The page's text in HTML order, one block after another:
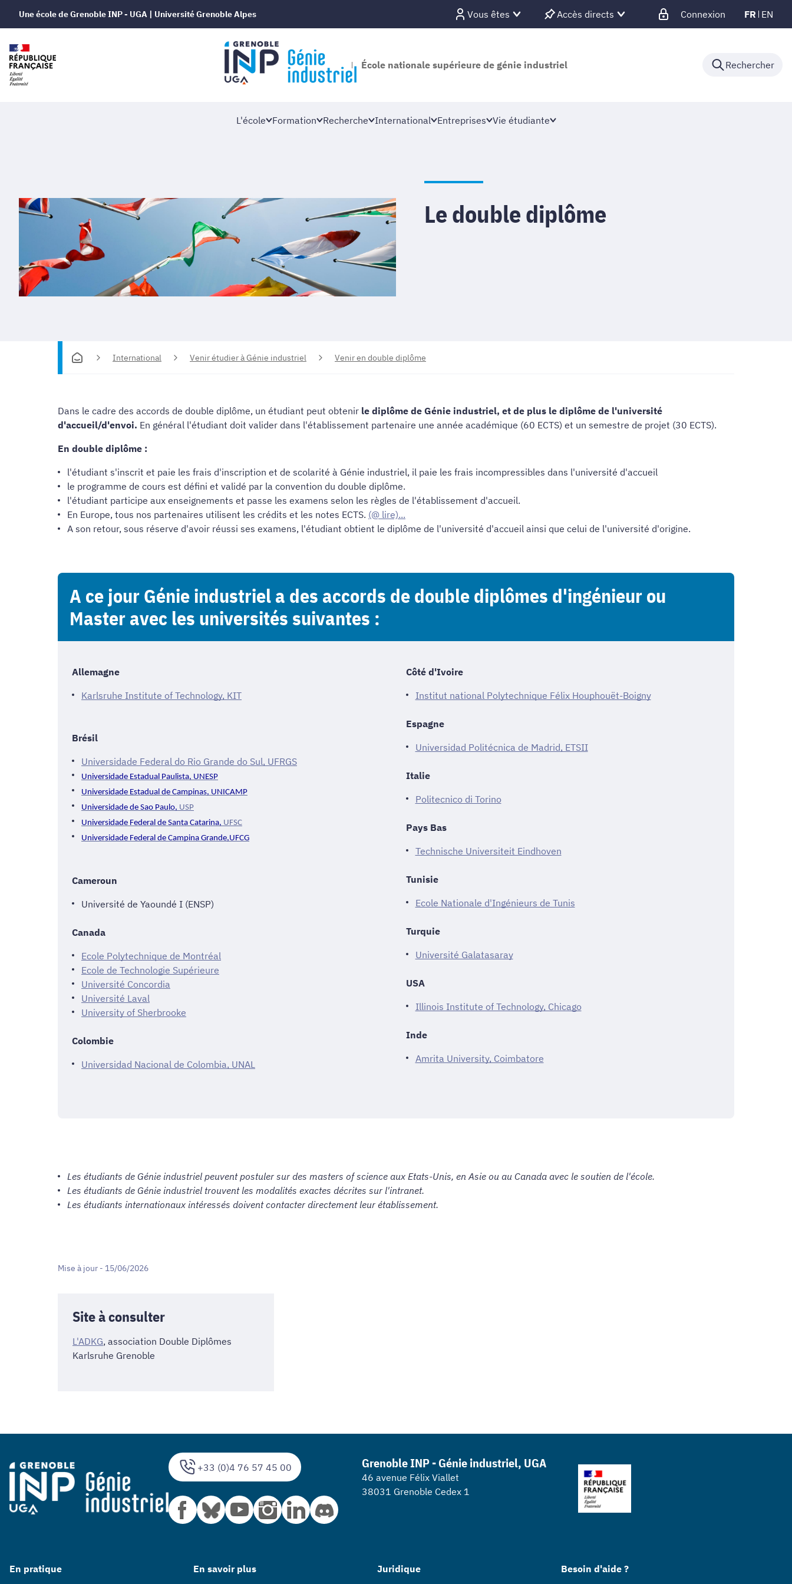
Une école de Grenoble INP - UGA | Université Grenoble Alpes Vous êtes Accès directs Connexion FR EN
École nationale supérieure de génie industriel Rechercher
L'école Formation Recherche International Entreprises Vie étudiante
Le double diplôme
International Venir étudier à Génie industriel Venir en double diplôme
Dans le cadre des accords de double diplôme, un étudiant peut obtenir le diplôme de Génie industriel, et de plus le diplôme de l'université
d'accueil/d'envoi. En général l'étudiant doit valider dans l'établissement partenaire une année académique (60 ECTS) et un semestre de projet (30 ECTS).
En double diplôme :
l'étudiant s'inscrit et paie les frais d'inscription et de scolarité à Génie industriel, il paie les frais incompressibles dans l'université d'accueil
le programme de cours est défini et validé par la convention du double diplôme.
l'étudiant participe aux enseignements et passe les examens selon les règles de l'établissement d'accueil.
En Europe, tous nos partenaires utilisent les crédits et les notes ECTS. (@ lire)...
A son retour, sous réserve d'avoir réussi ses examens, l'étudiant obtient le diplôme de l'université d'accueil ainsi que celui de l'université d'origine.
A ce jour Génie industriel a des accords de double diplômes d'ingénieur ou
Master avec les universités suivantes :
Allemagne
Karlsruhe Institute of Technology, KIT
Brésil
Universidade Federal do Rio Grande do Sul, UFRGS
Universidade Estadual Paulista, UNESP
Universidade Estadual de Campinas, UNICAMP
Universidade de Sao Paulo, USP
Universidade Federal de Santa Catarina, UFSC
Universidade Federal de Campina Grande,UFCG
Cameroun
Université de Yaoundé I (ENSP)
Canada
Ecole Polytechnique de Montréal
Ecole de Technologie Supérieure
Université Concordia
Université Laval
University of Sherbrooke
Colombie
Universidad Nacional de Colombia, UNAL
Côté d'Ivoire
Institut national Polytechnique Félix Houphouët-Boigny
Espagne
Universidad Politécnica de Madrid, ETSII
Italie
Politecnico di Torino
Pays Bas
Technische Universiteit Eindhoven
Tunisie
Ecole Nationale d'Ingénieurs de Tunis
Turquie
Université Galatasaray
USA
Illinois Institute of Technology, Chicago
Inde
Amrita University, Coimbatore
Les étudiants de Génie industriel peuvent postuler sur des masters of science aux Etats-Unis, en Asie ou au Canada avec le soutien de l'école.
Les étudiants de Génie industriel trouvent les modalités exactes décrites sur l'intranet.
Les étudiants internationaux intéressés doivent contacter directement leur établissement.
Mise à jour - 15/06/2026
Site à consulter
L'ADKG, association Double Diplômes
Karlsruhe Grenoble
+33 (0)4 76 57 45 00 Grenoble INP - Génie industriel, UGA
46 avenue Félix Viallet
38031 Grenoble Cedex 1
En pratique En savoir plus Juridique Besoin d'aide ?